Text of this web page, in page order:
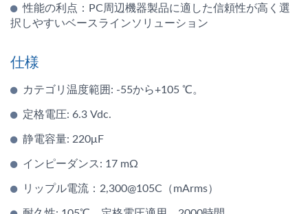
性能の利点：PC周辺機器製品に適した信頼性が高く選
択しやすいベースラインソリューション
仕様
カテゴリ温度範囲: -55から+105 ℃。
定格電圧: 6.3 Vdc.
静電容量: 220μF
インピーダンス: 17 mΩ
リップル電流：2,300@105C（mArms）